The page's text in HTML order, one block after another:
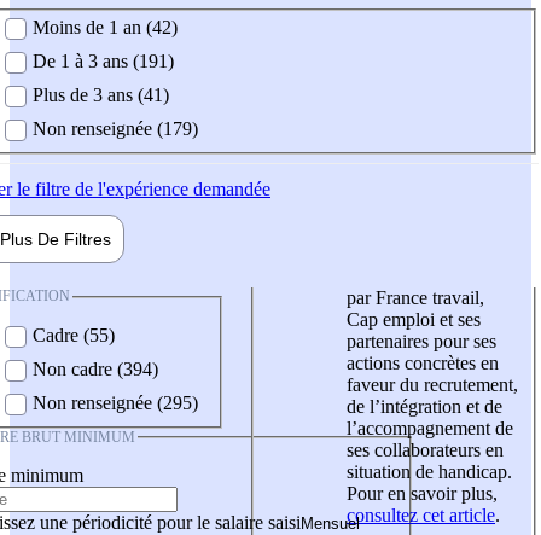
demandée
Moins de 1 an (42)
De 1 à 3 ans (191)
Plus de 3 ans (41)
Non renseignée (179)
le filtre de l'expérience demandée
Plus De Filtres
Cadre (55)
Non cadre (394)
Non renseignée (295)
BRUT MINIMUM
minimum
une périodicité pour le salaire saisi
par France travail,
Cap emploi et ses
partenaires pour ses
actions concrètes en
faveur du recrutement,
de l’intégration et de
l’accompagnement de
ses collaborateurs en
situation de handicap.
Pour en savoir plus,
consultez cet article.